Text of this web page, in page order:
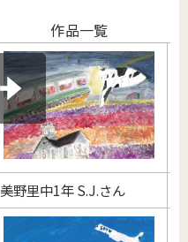
作品一覧
美野里中1年 S.J.さん